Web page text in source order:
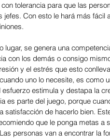
Tiempo
Enero 2025: Diversidad
y Sel Noviembre
tolerancia para que las
jefes. Con esto le hará más
lugar, se genera una
con los demás o consigo
y el estrés que esto
uno lo necesite, es como
esfuerzo estimula y destapa la
es parte del juego, porque
satisfacción de hacerlo bien.
que le ponga metas
personas van a encontrar la